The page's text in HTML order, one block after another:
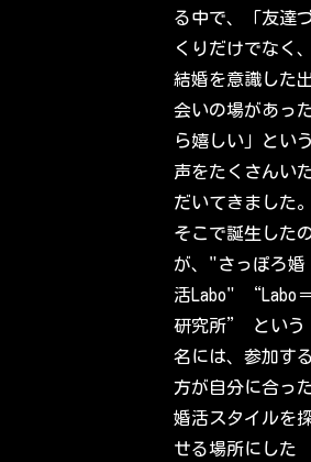
r
a
.
S
i
n
i
n
o
c
h
e
c
k
o
u
t
w
h
a
t
o
u
r
f
r
る中で、「友達
くりだけでなく、
結婚を意識した
会いの場があった
ら嬉しい」という
声をたくさんいた
だいてきました。
そこで誕生した
が、"さっぽろ婚
活Labo" “Labo＝
研究所” という
名には、参加する
方が自分に合った
婚活スタイルを
せる場所にした